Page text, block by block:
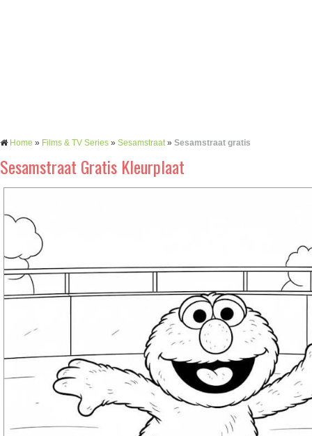
Home » Films & TV Series » Sesamstraat» Sesamstraat gratis
Sesamstraat Gratis Kleurplaat